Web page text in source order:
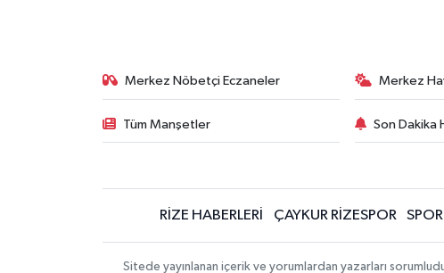
Merkez Nöbetçi Eczaneler Merkez
Tüm Manşetler Son Dakika
RİZE HABERLERİ ÇAYKUR RİZESPOR
Sitede yayınlanan içerik ve yorumlardan yazarları